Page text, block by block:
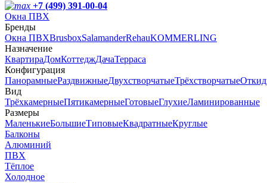
+7 (499) 391-00-04
Окна ПВХ
Бренды
Окна ПВХBrusboxSalamanderRehauKOMMERLING
Назначение
КвартираДомКоттеджДачаТерраса
Конфигурация
ПанорамныеРаздвижныеДвухстворчатыеТрёхстворчатые
Вид
ТрёхкамерныеПятикамерныеГотовыеГлухиеЛаминированные
Размеры
МаленькиеБольшиеТиповыеКвадратныеКруглые
Балконы
Алюминий
ПВХ
Тёплое
Холодное